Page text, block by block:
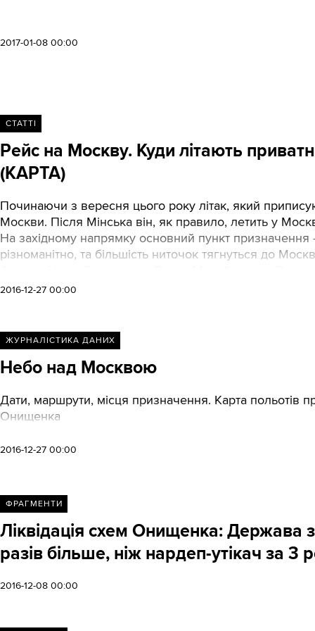
2017-01-08 00:00
СТАТТІ
Рейс на Москву. Куди літають
(КАРТА)
Починаючи з вересня цього року літак, який
Москви. Після Мінська він, як правило, летить у
На західному напрямку основний пункт
різноманітно, та більшість ниточок тягнуться до
2016-12-27 00:00
ЖУРНАЛІСТИКА ДАНИХ
Небо над Москвою
Дати, маршрути, місця призначення. Карта польотів
Онищенка
2016-12-27 00:00
ФРАГМЕНТИ
Ліквідація схем Онищенка: Держава
разів більше, ніж нардеп-утікач за 3
2016-12-08 00:00